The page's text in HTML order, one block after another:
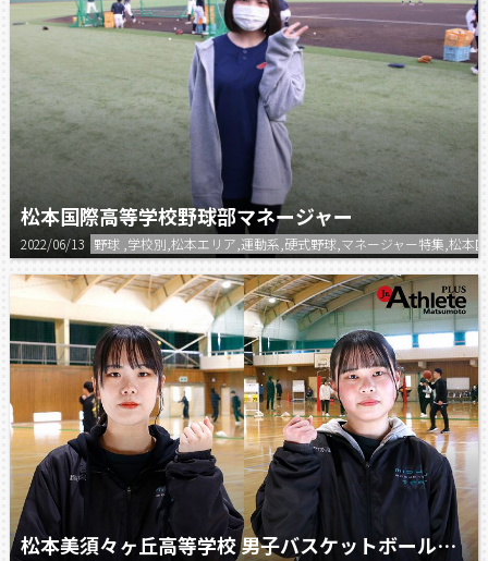
松本国際高等学校野球部マネージャー
2022/06/13 野球 ,学校別,松本エリア,運動系,硬式野球,マネージャー特集,松本
松本美須々ヶ丘高等学校 男子バスケットボール部マネージャー